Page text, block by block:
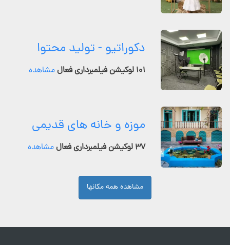
دکوراتیو - تولید محتوا
۱۰۱ لوکیشن فیلمبرداری فعال مشاهده
موزه و خانه های قدیمی
۳۷ لوکیشن فیلمبرداری فعال مشاهده
مشاهده همه مکانها